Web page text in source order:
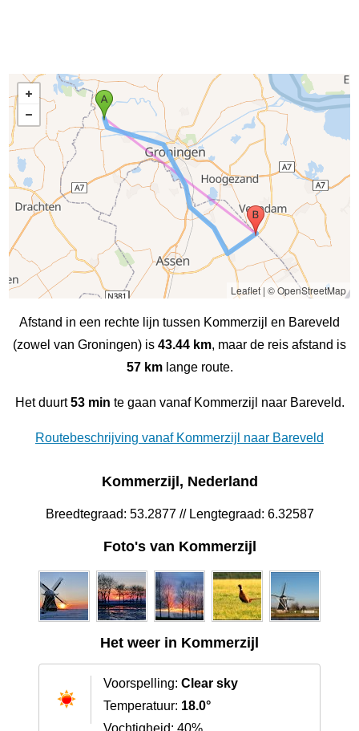
Leaflet| © OpenStreetMap
Afstand in een rechte lijn tussen Kommerzijl en Bareveld
(zowel van Groningen) is 43.44 km, maar de reis afstand is
57 kmlange route.
Het duurt53 min te gaan vanaf Kommerzijl naar Bareveld.
Routebeschrijving vanaf Kommerzijl naar Bareveld
Kommerzijl, Nederland
Breedtegraad: 53.2877 // Lengtegraad: 6.32587
Foto's van Kommerzijl
Het weer in Kommerzijl
Voorspelling: Clear sky
Temperatuur: 18.0°